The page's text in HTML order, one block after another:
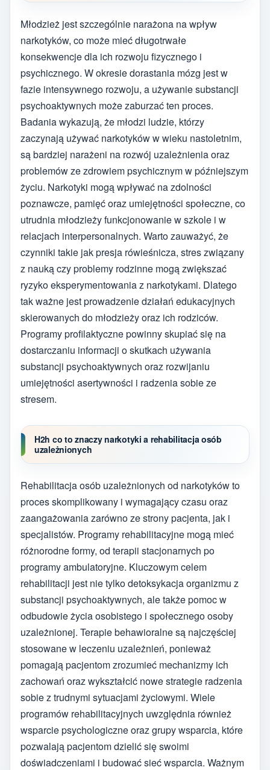
Młodzież jest szczególnie narażona na wpływ
narkotyków, co może mieć długotrwałe
konsekwencje dla ich rozwoju fizycznego i
psychicznego. W okresie dorastania mózg jest w
fazie intensywnego rozwoju, a używanie substancji
psychoaktywnych może zaburzać ten proces.
Badania wykazują, że młodzi ludzie, którzy
zaczynają używać narkotyków w wieku nastoletnim,
są bardziej narażeni na rozwój uzależnienia oraz
problemów ze zdrowiem psychicznym w późniejszym
życiu. Narkotyki mogą wpływać na zdolności
poznawcze, pamięć oraz umiejętności społeczne, co
utrudnia młodzieży funkcjonowanie w szkole i w
relacjach interpersonalnych. Warto zauważyć, że
czynniki takie jak presja rówieśnicza, stres związany
z nauką czy problemy rodzinne mogą zwiększać
ryzyko eksperymentowania z narkotykami. Dlatego
tak ważne jest prowadzenie działań edukacyjnych
skierowanych do młodzieży oraz ich rodziców.
Programy profilaktyczne powinny skupiać się na
dostarczaniu informacji o skutkach używania
substancji psychoaktywnych oraz rozwijaniu
umiejętności asertywności i radzenia sobie ze
stresem.
H2h co to znaczy narkotyki a rehabilitacja osób
uzależnionych
Rehabilitacja osób uzależnionych od narkotyków to
proces skomplikowany i wymagający czasu oraz
zaangażowania zarówno ze strony pacjenta, jak i
specjalistów. Programy rehabilitacyjne mogą mieć
różnorodne formy, od terapii stacjonarnych po
programy ambulatoryjne. Kluczowym celem
rehabilitacji jest nie tylko detoksykacja organizmu z
substancji psychoaktywnych, ale także pomoc w
odbudowie życia osobistego i społecznego osoby
uzależnionej. Terapie behawioralne są najczęściej
stosowane w leczeniu uzależnień, ponieważ
pomagają pacjentom zrozumieć mechanizmy ich
zachowań oraz wykształcić nowe strategie radzenia
sobie z trudnymi sytuacjami życiowymi. Wiele
programów rehabilitacyjnych uwzględnia również
wsparcie psychologiczne oraz grupy wsparcia, które
pozwalają pacjentom dzielić się swoimi
doświadczeniami i budować sieć wsparcia. Ważnym